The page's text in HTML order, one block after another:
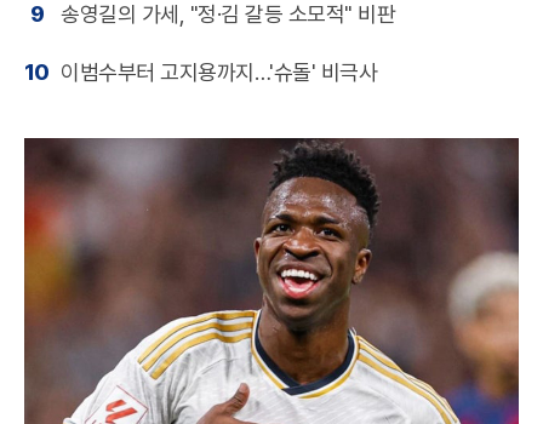
9 송영길의 가세, "정·김 갈등 소모적" 비판
10 이범수부터 고지용까지…'슈돌' 비극사